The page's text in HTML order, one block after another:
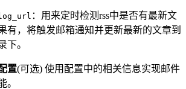
：用来定时检测rss中是否有最新文
有，将触发邮箱通知并更新最新的文章到
下。
置(可选) 使用配置中的相关信息实现邮件
。